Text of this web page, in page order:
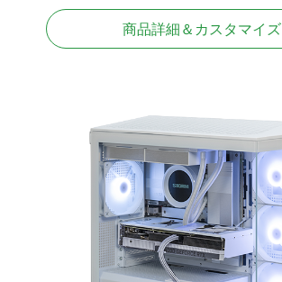
Windows11 Home 64bit
商品詳細＆カスタマイズ